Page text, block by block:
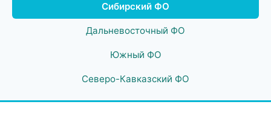
Сибирский ФО
Дальневосточный ФО
Южный ФО
Северо-Кавказский ФО